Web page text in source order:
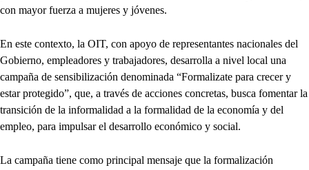
con mayor fuerza a mujeres y jóvenes.
En este contexto, la OIT, con apoyo de representantes nacionales del
Gobierno, empleadores y trabajadores, desarrolla a nivel local una
campaña de sensibilización denominada “Formalizate para crecer y
estar protegido”, que, a través de acciones concretas, busca fomentar la
transición de la informalidad a la formalidad de la economía y del
empleo, para impulsar el desarrollo económico y social.
La campaña tiene como principal mensaje que la formalización